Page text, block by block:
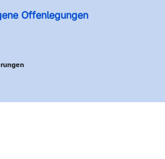
Offenlegungen